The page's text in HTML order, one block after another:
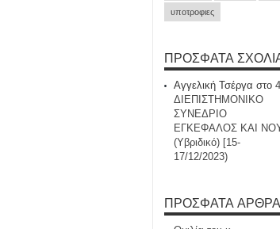
υποτροφιες
ΠΡΌΣΦΑΤΑ
Αγγελική Τσέργα στο
ΔΙΕΠΙΣΤΗΜΟΝΙΚΟ
ΣΥΝΕΔΡΙΟ
ΕΓΚΕΦΑΛΟΣ ΚΑΙ
(Υβριδικό) [15-
17/12/2023)
ΠΡΌΣΦΑΤΑ ΆΡΘΡΑ